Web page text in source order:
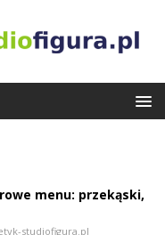
menu: przekąski,
studiofigura.pl